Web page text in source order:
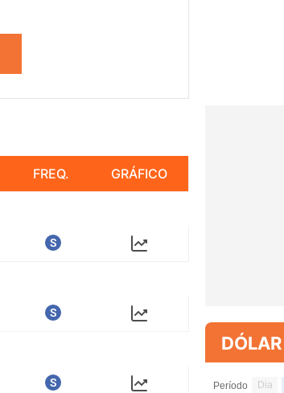
FREQ. GRÁFICO
DÓLAR
Período Dia